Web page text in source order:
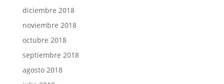
diciembre 2018
noviembre 2018
octubre 2018
septiembre 2018
agosto 2018